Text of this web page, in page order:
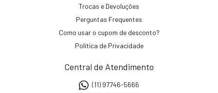
Trocas e Devoluções
Perguntas Frequentes
Como usar o cupom de desconto?
Política de Privacidade
Central de Atendimento
(11) 97746-5666